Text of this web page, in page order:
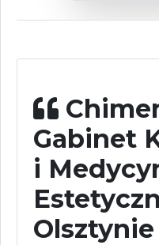
Gabinet
i
Olsztynie